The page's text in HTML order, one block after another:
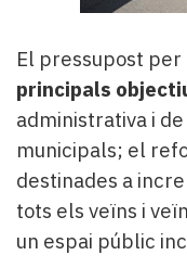
El pressupost
principals
administrativa i
municipals; el
destinades a
tots els veïns i
un espai públic